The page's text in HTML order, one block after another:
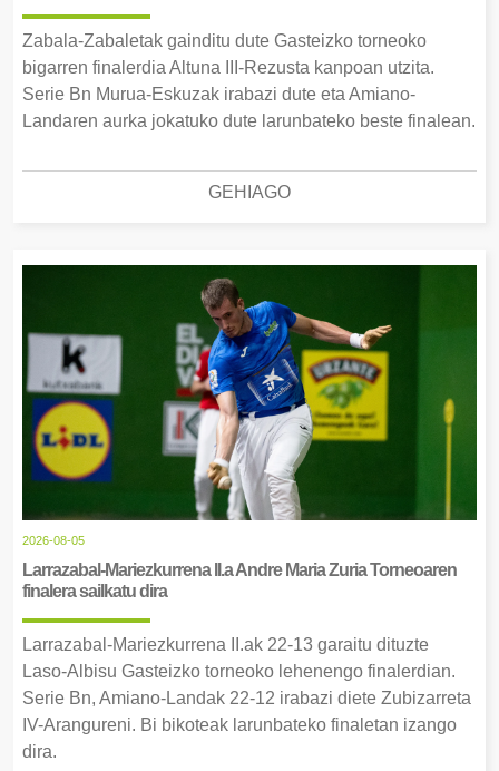
Zabala-Zabaletak gainditu dute Gasteizko torneoko
bigarren finalerdia Altuna III-Rezusta kanpoan utzita.
Serie Bn Murua-Eskuzak irabazi dute eta Amiano-
Landaren aurka jokatuko dute larunbateko beste finalean.
GEHIAGO
2026-08-05
Larrazabal-Mariezkurrena II.a Andre Maria Zuria Torneoaren
finalera sailkatu dira
Larrazabal-Mariezkurrena II.ak 22-13 garaitu dituzte
Laso-Albisu Gasteizko torneoko lehenengo finalerdian.
Serie Bn, Amiano-Landak 22-12 irabazi diete Zubizarreta
IV-Arangureni. Bi bikoteak larunbateko finaletan izango
dira.